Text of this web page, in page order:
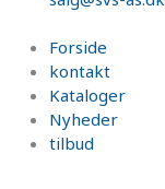
Forside
kontakt
Kataloger
Nyheder
tilbud